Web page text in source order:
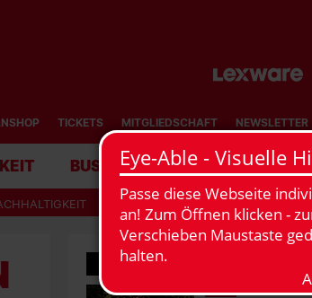
TICKETS MITGLIEDSCHAFT NEWSLETTER
BUSINESS STADION
SC II 01.08.2026